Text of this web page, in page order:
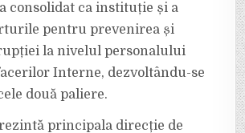
consolidat ca instituție și a
pentru prevenirea și
la nivelul personalului
Interne, dezvoltându-se
două paliere.
principala direcție de